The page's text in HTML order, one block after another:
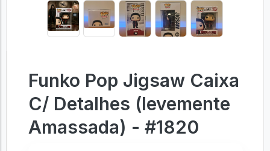
Funko Pop Jigsaw Caixa
C/ Detalhes (levemente
Amassada) - #1820